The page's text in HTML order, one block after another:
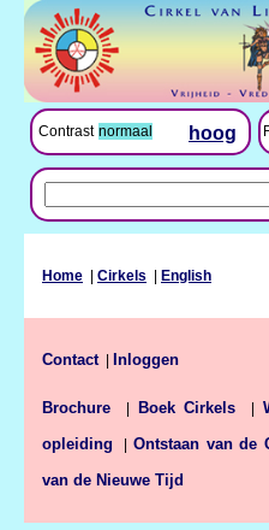
Contrast normaal hoog
Home Cirkels English
Contact| Inloggen
Brochure Boek Cirkels
opleiding
Ontstaan van de
van de Nieuwe Tijd